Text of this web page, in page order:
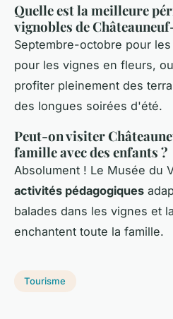
Quelle est la meilleure
vignobles de
Septembre-octobre pour les
pour les vignes en fleurs,
profiter pleinement des
des longues soirées d'été.
Peut-on visiter
famille avec des enfants ?
Absolument ! Le Musée du
activités pédagogiques
balades dans les vignes et
enchantent toute la famille.
Tourisme